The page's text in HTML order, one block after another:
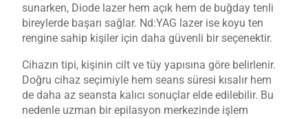
sunarken, Diode lazer hem açık hem de buğday tenli
bireylerde başarı sağlar. Nd:YAG lazer ise koyu ten
rengine sahip kişiler için daha güvenli bir seçenektir.
Cihazın tipi, kişinin cilt ve tüy yapısına göre belirlenir.
Doğru cihaz seçimiyle hem seans süresi kısalır hem
de daha az seansta kalıcı sonuçlar elde edilebilir. Bu
nedenle uzman bir epilasyon merkezinde işlem